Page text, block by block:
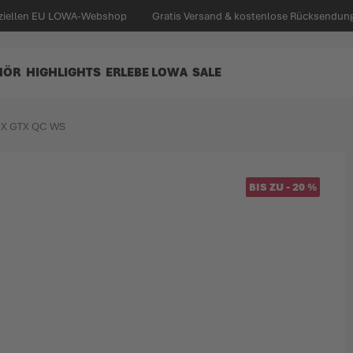
EU LOWA-Webshop Gratis Versand & kostenlose
HIGHLIGHTS ERLEBE LOWA SALE
GTX QC WS
BIS ZU -20%